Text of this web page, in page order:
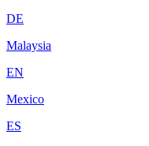
DE
Malaysia
EN
Mexico
ES